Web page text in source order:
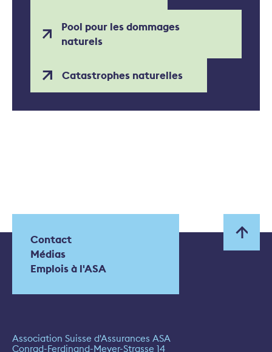
Pool pour les dommages
naturels
Catastrophes naturelles
Contact
Médias
Emplois à l'ASA
Association Suisse d'Assurances ASA
Conrad-Ferdinand-Meyer-Strasse 14